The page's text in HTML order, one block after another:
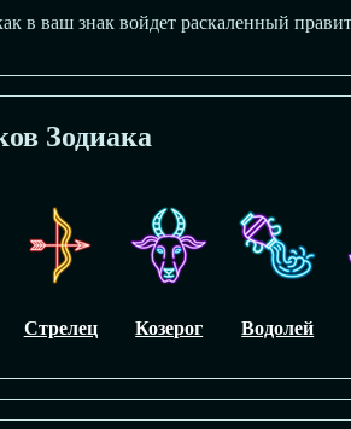
в ваш знак войдет раскаленный
Зодиака
Стрелец Козерог Водолей